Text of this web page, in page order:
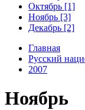
Октябрь [1]
Ноябрь [3]
Декабрь [2]
Главная
Русский
2007
Ноябрь